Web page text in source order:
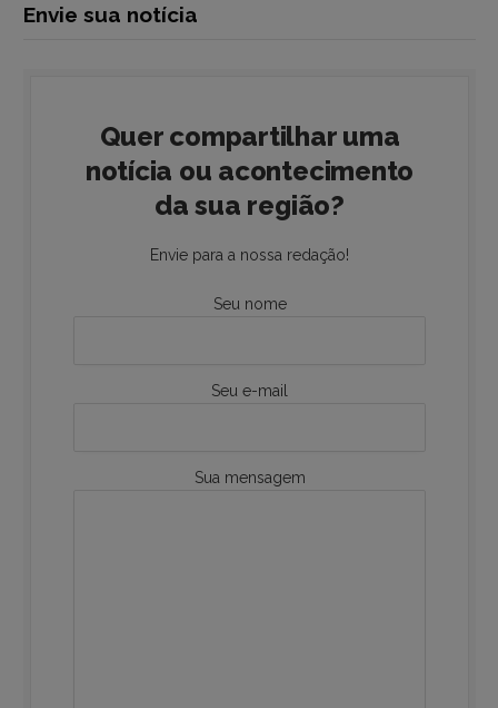
Envie sua notícia
Quer compartilhar uma
notícia ou acontecimento
da sua região?
Envie para a nossa redação!
Seu nome
Seu e-mail
Sua mensagem